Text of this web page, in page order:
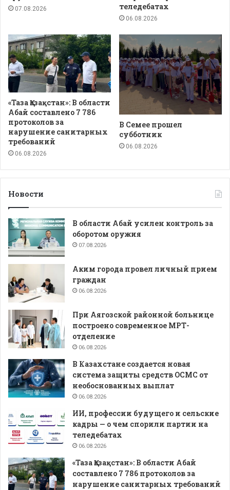
07.08.2026
теледебатах
06.08.2026
«Таза Қазақстан»: В области
Абай составлено 7 786
протоколов за
нарушение санитарных
требований
06.08.2026
В Семее прошел
субботник
06.08.2026
Новости
В области Абай усилен контроль за
оборотом оружия
07.08.2026
Аким города провел личный прием
граждан
06.08.2026
При Аягозской районной больнице
построено современное МРТ-
отделение
06.08.2026
В Казахстане создается новая
система защиты средств ОСМС от
необоснованных выплат
06.08.2026
ИИ, профессии будущего и сельские
кадры — о чем спорили партии на
теледебатах
06.08.2026
«Таза Қазақстан»: В области Абай
составлено 7 786 протоколов за
нарушение санитарных требований